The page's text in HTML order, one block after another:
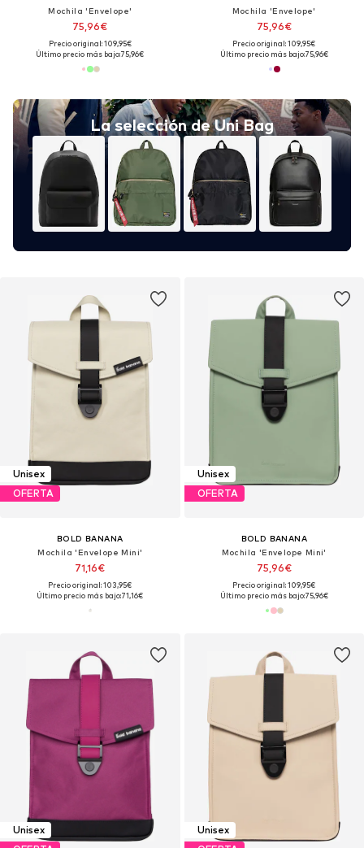
Mochila 'Envelope'
75,96€
Precio original: 109,95€
Último precio más bajo:75,96€
La selección de Uni Bag
Mochila 'Envelope'
75,96€
Precio original: 109,95€
Último precio más bajo:75,96€
Unisex
OFERTA
BOLD BANANA
Mochila 'Envelope Mini'
71,16€
Precio original: 103,95€
Último precio más bajo:71,16€
Unisex
OFERTA
BOLD BANANA
Mochila 'Envelope Mini'
75,96€
Precio original: 109,95€
Último precio más bajo:75,96€
Unisex
Unisex